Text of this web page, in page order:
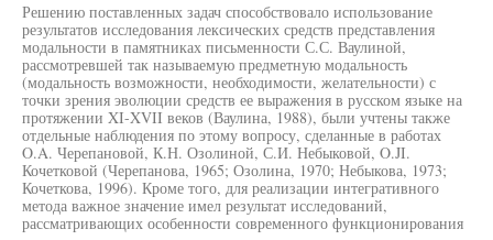
Решению поставленных задач способствовало использование
результатов исследования лексических средств представления
модальности в памятниках письменности С.С. Ваулиной,
рассмотревшей так называемую предметную модальность
(модальность возможности, необходимости, желательности) с
точки зрения эволюции средств ее выражения в русском языке на
протяжении XI-XVII веков (Ваулина, 1988), были учтены также
отдельные наблюдения по этому вопросу, сделанные в работах
O.A. Черепановой, К.Н. Озолиной, С.И. Небыковой, O.JI.
Кочетковой (Черепанова, 1965; Озолина, 1970; Небыкова, 1973;
Кочеткова, 1996). Кроме того, для реализации интегративного
метода важное значение имел результат исследований,
рассматривающих особенности современного функционирования